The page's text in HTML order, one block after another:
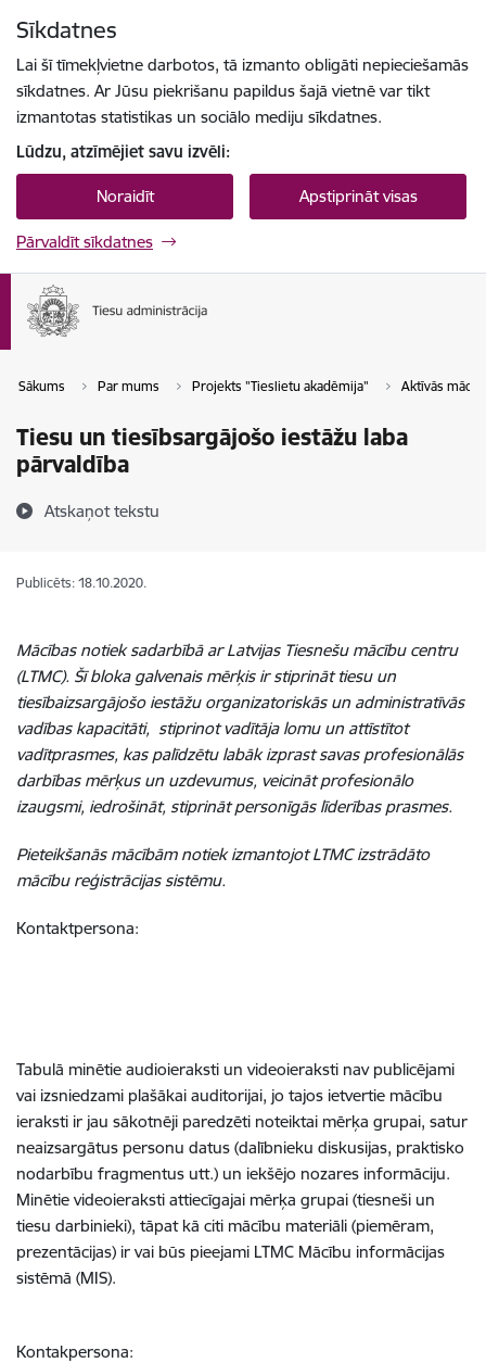
Sīkdatnes
Lai šī tīmekļvietne darbotos, tā izmanto obligāti nepieciešamās
sīkdatnes. Ar Jūsu piekrišanu papildus šajā vietnē var tikt
izmantotas statistikas un sociālo mediju sīkdatnes.
Lūdzu, atzīmējiet savu izvēli:
Noraidīt Apstiprināt visas
Pārvaldīt sīkdatnes
Sākums Par mums Projekts "Tieslietu akadēmija" Aktīvās
Tiesu un tiesībsargājošo iestāžu laba
pārvaldība
Atskaņot tekstu
Publicēts: 18.10.2020.
Mācības notiek sadarbībā ar Latvijas Tiesnešu mācību centru
(LTMC). Šī bloka galvenais mērķis ir stiprināt tiesu un
tiesībaizsargājošo iestāžu organizatoriskās un administratīvās
vadības kapacitāti, stiprinot vadītāja lomu un attīstītot
vadītprasmes, kas palīdzētu labāk izprast savas profesionālās
darbības mērķus un uzdevumus, veicināt profesionālo
izaugsmi, iedrošināt, stiprināt personīgās līderības prasmes.
Pieteikšanās mācībām notiek izmantojot LTMC izstrādāto
mācību reģistrācijas sistēmu.
Kontaktpersona:
Tabulā minētie audioieraksti un videoieraksti nav publicējami
vai izsniedzami plašākai auditorijai, jo tajos ietvertie mācību
ieraksti ir jau sākotnēji paredzēti noteiktai mērķa grupai, satur
neaizsargātus personu datus (dalībnieku diskusijas, praktisko
nodarbību fragmentus utt.) un iekšējo nozares informāciju.
Minētie videoieraksti attiecīgajai mērķa grupai (tiesneši un
tiesu darbinieki), tāpat kā citi mācību materiāli (piemēram,
prezentācijas) ir vai būs pieejami LTMC Mācību informācijas
sistēmā (MIS).
Kontakpersona: